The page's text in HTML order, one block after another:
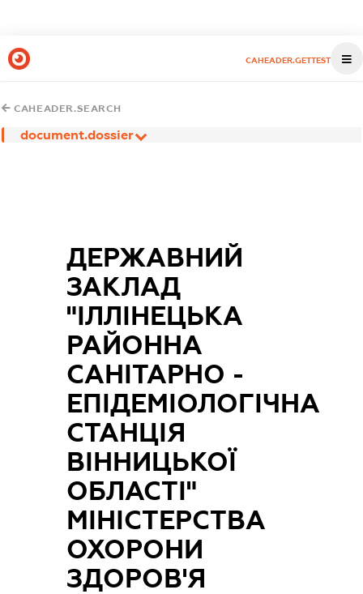
CAHEADER.GETTEST
CAHEADER.SEARCH
document.dossier
ДЕРЖАВНИЙ
ЗАКЛАД
"ІЛЛІНЕЦЬКА
РАЙОННА
САНІТАРНО -
ЕПІДЕМІОЛОГІЧНА
СТАНЦІЯ
ВІННИЦЬКОЇ
ОБЛАСТІ"
МІНІСТЕРСТВА
ОХОРОНИ
ЗДОРОВ'Я